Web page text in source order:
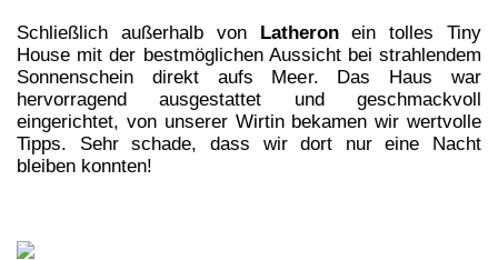
Schließlich außerhalb von Latheronein tolles Tiny
House mit der bestmöglichen Aussicht bei strahlendem
Sonnenschein direkt aufs Meer. Das Haus war
hervorragend ausgestattet und geschmackvoll
eingerichtet, von unserer Wirtin bekamen wir wertvolle
Tipps. Sehr schade, dass wir dort nur eine Nacht
bleiben konnten!